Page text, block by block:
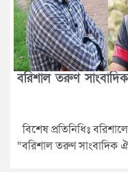
বরিশাল তরুণ
বিশেষ প্রতিনিধিঃ
“বরিশাল তরুণ সাংবাদিক